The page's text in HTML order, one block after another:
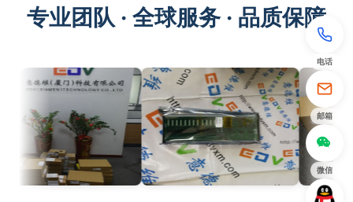
专业团队 · 全球服务 · 品质保障
电话
邮箱
微信